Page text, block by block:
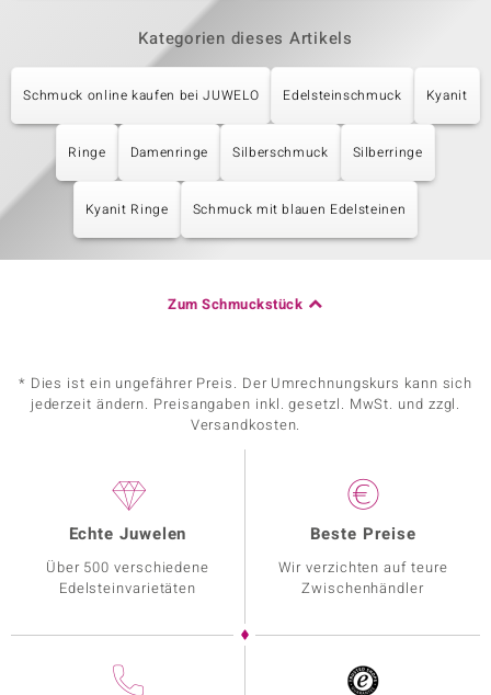
Kategorien dieses Artikels
Schmuck online kaufen bei JUWELO Edelsteinschmuck Kyanit
Ringe Damenringe Silberschmuck Silberringe
Kyanit Ringe Schmuck mit blauen Edelsteinen
Zum Schmuckstück
* Dies ist ein ungefährer Preis. Der Umrechnungskurs kann sich
jederzeit ändern. Preisangaben inkl. gesetzl. MwSt. und zzgl.
Versandkosten.
Echte Juwelen
Über 500 verschiedene
Edelsteinvarietäten
Beste Preise
Wir verzichten auf teure
Zwischenhändler